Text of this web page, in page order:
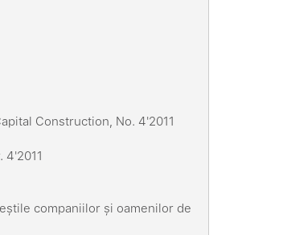
Construction, No. 4'2011
4'2011
companiilor și oamenilor de